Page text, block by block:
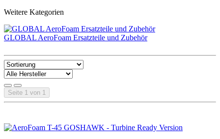
Weitere Kategorien
GLOBAL AeroFoam Ersatzteile und Zubehör
Seite 1 von 1